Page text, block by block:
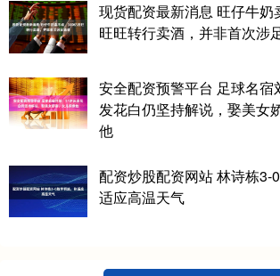
现货配资最新消息 旺仔牛奶
旺旺转行卖酒，并非首次涉
安全配资预警平台 足球名宿
发花白仍坚持解说，娶美女
他
配资炒股配资网站 林诗栋3-
适应高温天气